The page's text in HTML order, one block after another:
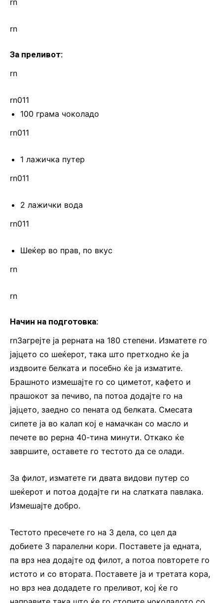
rn
rn
За преливот:
rn
rn011
100 грама чоколадо
rn011
1 лажичка путер
rn011
2 лажички вода
rn011
Шеќер во прав, по вкус
rn
rn
Начин на подготовка:
rnЗагрејте ја рерната на 180 степени. Изматете го
јајцето со шеќерот, така што претходно ќе ја
издвоите белката и посебно ќе ја изматите.
Брашното измешајте го со циметот, кафето и
прашокот за печиво, па потоа додајте го на
јајцето, заедно со пената од белката. Смесата
сипете ја во калап кој е намачкан со масло и
печете во рерна 40-тина минути. Откако ќе
завршите, оставете го тестото да се олади.
За филот, изматете ги двата видови путер со
шеќерот и потоа додајте ги на слатката павлака.
Измешајте добро.
Тестото пресечете го на 3 дела, со цел да
добиете 3 паралелни кори. Поставете ја едната,
па врз неа додајте од филот, а потоа повторете го
истото и со втората. Поставете ја и третата кора,
но врз неа додадете го преливот, кој ќе го